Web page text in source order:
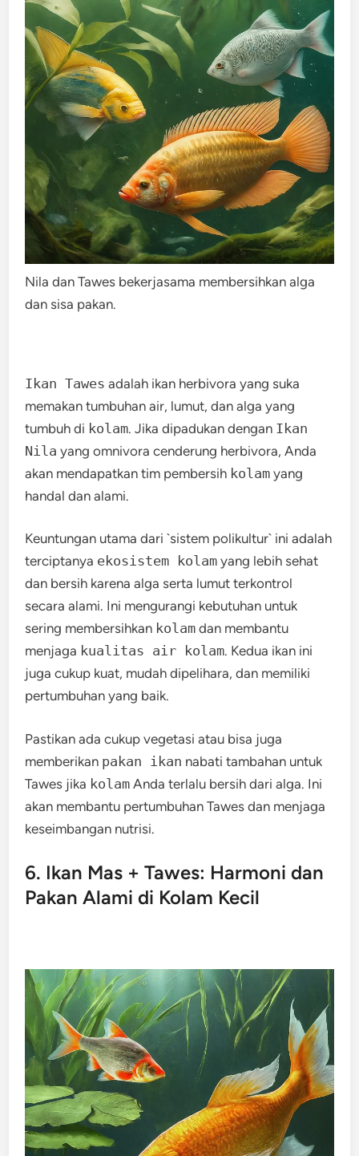
Nila dan Tawes bekerjasama membersihkan alga
dan sisa pakan.
Ikan Tawes adalah ikan herbivora yang suka
memakan tumbuhan air, lumut, dan alga yang
tumbuh di kolam. Jika dipadukan dengan Ikan
Nila yang omnivora cenderung herbivora, Anda
akan mendapatkan tim pembersih kolam yang
handal dan alami.
Keuntungan utama dari `sistem polikultur` ini adalah
terciptanya ekosistem kolam yang lebih sehat
dan bersih karena alga serta lumut terkontrol
secara alami. Ini mengurangi kebutuhan untuk
sering membersihkan kolam dan membantu
menjaga kualitas air kolam. Kedua ikan ini
juga cukup kuat, mudah dipelihara, dan memiliki
pertumbuhan yang baik.
Pastikan ada cukup vegetasi atau bisa juga
memberikan pakan ikan nabati tambahan untuk
Tawes jika kolam Anda terlalu bersih dari alga. Ini
akan membantu pertumbuhan Tawes dan menjaga
keseimbangan nutrisi.
6. Ikan Mas + Tawes: Harmoni dan
Pakan Alami di Kolam Kecil